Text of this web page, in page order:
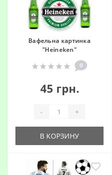
Вафельна картинка
"Heineken"
0
45 грн.
- +
В КОРЗИНУ